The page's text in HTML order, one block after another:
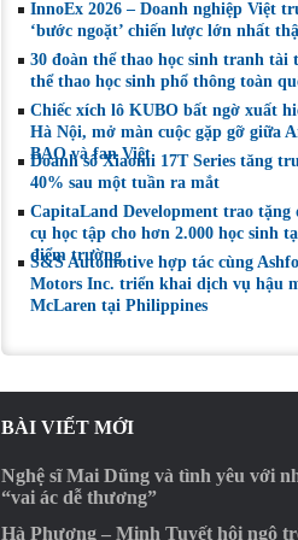
InnoEx 2026 – Doanh nghiệp Việt
‘bước ngoặt’ chiến lược lớn nhất
30 đoàn thể thao học sinh tranh tài
thể thao học sinh phổ thông toàn
Chiếc xích lô KUBO bất ngờ xuất
Hà Nội, mở màn cuộc gặp gỡ giữa
BAO và fan Việt
Doanh số Xiaomi 17T Series tăng
40% sau một tuần ra mắt
CapitaLand Development trao tặng
cụ học tập cho hơn 2.000 học sinh
điểm trường
S&S Automotive hợp tác cùng
Motors Inc. triển khai dịch vụ hậu
McLaren tại Philippines
BÀI VIẾT MỚI
Nghệ sĩ Mai Dũng và tình yêu với
“vai ác dễ thương”
Hà Phương – Minh Tuyết hội ngộ